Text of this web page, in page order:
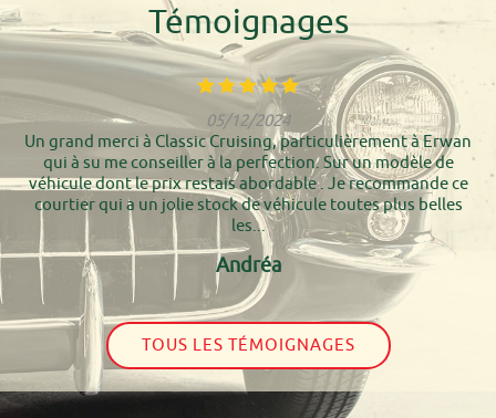
Témoignages
05/12/2024
Un grand merci à Classic Cruising, particulièrement à Erwan
qui à su me conseiller à la perfection. Sur un modèle de
véhicule dont le prix restais abordable . Je recommande ce
courtier qui a un jolie stock de véhicule toutes plus belles
les...
Andréa
TOUS LES TÉMOIGNAGES